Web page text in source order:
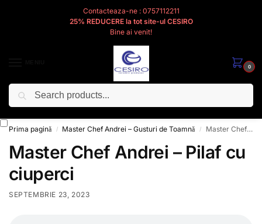
Contacteaza-ne : 0757112211
25% REDUCERE la tot site-ul CESIRO
Bine ai venit!
0
Cesiro
Prima pagină / Master Chef Andrei – Gusturi de Toamnă / Master Chef Andrei – Pilaf cu ciuperci
Master Chef Andrei – Pilaf cu
ciuperci
SEPTEMBRIE 23, 2023